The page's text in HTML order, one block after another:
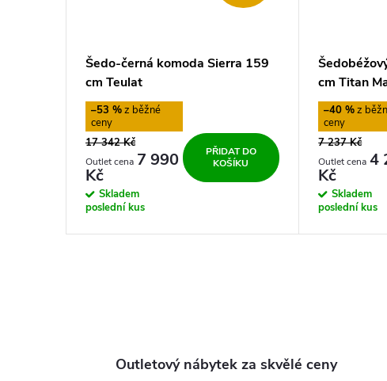
Šedo-černá komoda Sierra 159
cm Teulat
–53 %
17 342 Kč
7 990
Kč
Skladem
poslední kus
PŘIDAT DO
KOŠÍKU
cm Titan
–40 %
7 237 Kč
4
Kč
Skladem
poslední kus
Outletový nábytek za skvělé ceny